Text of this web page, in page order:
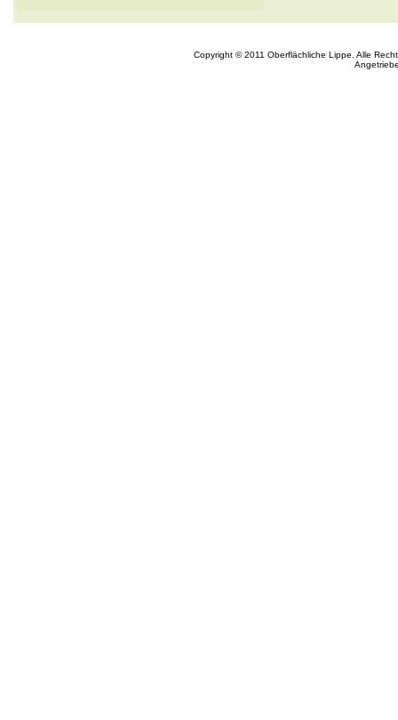
Copyright © 2011 Oberflächliche Lippe. Alle